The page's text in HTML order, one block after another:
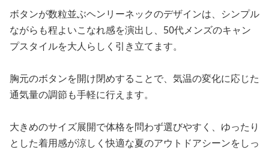
ボタンが数粒並ぶヘンリーネックのデザインは、シンプル
ながらも程よいこなれ感を演出し、50代メンズのキャン
プスタイルを大人らしく引き立てます。
胸元のボタンを開け閉めすることで、気温の変化に応じた
通気量の調節も手軽に行えます。
大きめのサイズ展開で体格を問わず選びやすく、ゆったり
とした着用感が涼しく快適な夏のアウトドアシーンをしっ